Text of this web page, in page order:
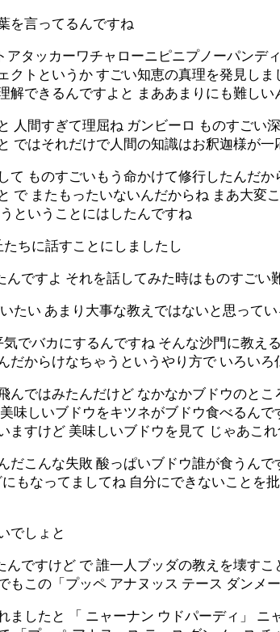
を言ってるんですね
タッカーワチャローニピニプノーパンデ
トというか すごい知恵の真理を発見し
解できるんですよと まああまりにも難しい
人間すぎて理屈ね ガンビーロ ものすご
ではそれだけで人間の知識はお釈迦様が
ものすごいもう命かけて修行したんだ
で またもったいないんだからね まあ大変
ということにはしたんですね
ちに話すことにしましたし
ですよ それを話してみた時はものすご
たい あまり大事な教えではないと思って
でバカにするんですね そんな沙門に教
からけなちゃうというやり方で いろいろ
ではみたんだけど なかなかブドウのと
味しいブドウをキツネがブドウ食べるん
すけど 美味しいブドウを見て じゃあこ
こんな失敗 酸っぱいブドウ誰が食うん
もなってましてね 自分にできないこと
でしょと
ですけど で 誰一人ブッダの教えを壊す
この「プッペ アナヌッス テース ダンメ
したと 「 ニャーナン ウドパーディ」